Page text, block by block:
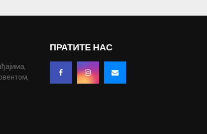
ПРАТИТЕ НАС